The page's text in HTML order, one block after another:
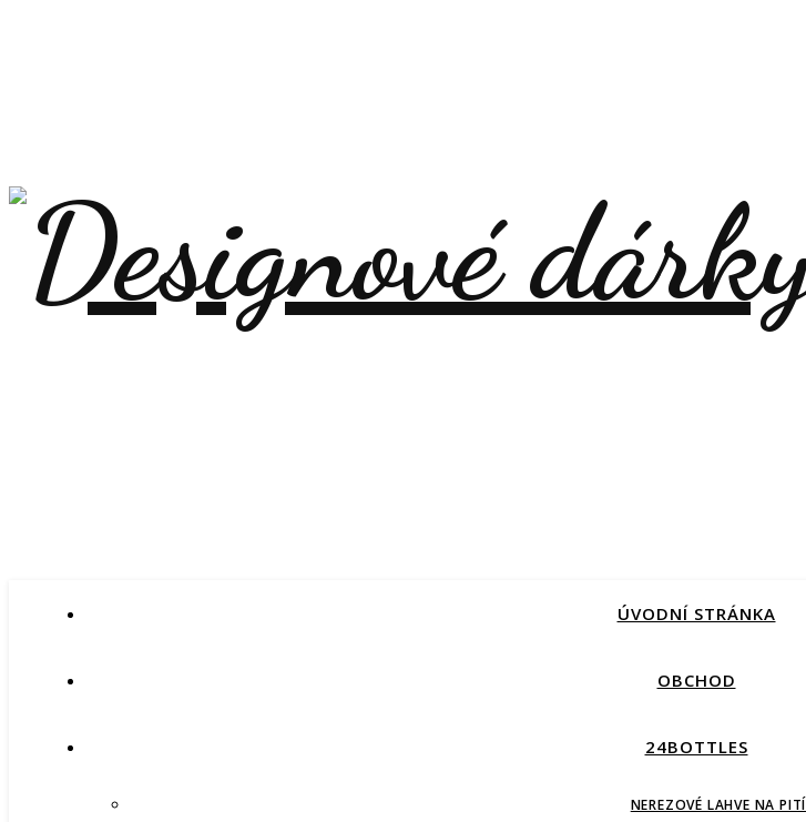
ÚVODNÍ STRÁNKA
OBCHOD
24BOTTLES
NEREZOVÉ LAHVE NA PITÍ